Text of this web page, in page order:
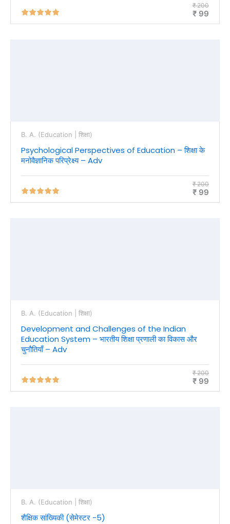
₹ 200
₹ 99
B. A. (Education | शिक्षा)
Psychological Perspectives of Education – शिक्षा के
मनोवैज्ञानिक परिप्रेक्ष्य – Adv
₹ 200
₹ 99
B. A. (Education | शिक्षा)
Development and Challenges of the Indian
Education System – भारतीय शिक्षा प्रणाली का विकास और
चुनौतियाँ – Adv
₹ 200
₹ 99
B. A. (Education | शिक्षा)
शैक्षिक सांख्यिकी (सेमेस्टर -5)